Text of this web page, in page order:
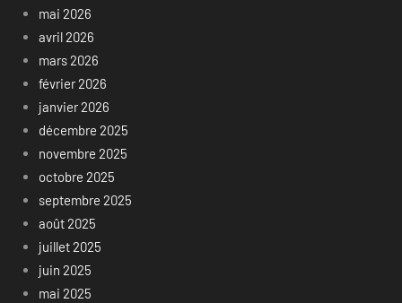
mai 2026
avril 2026
mars 2026
février 2026
janvier 2026
décembre 2025
novembre 2025
octobre 2025
septembre 2025
août 2025
juillet 2025
juin 2025
mai 2025